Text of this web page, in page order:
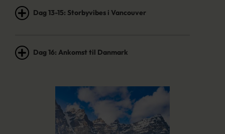
Dag 13-15: Storbyvibes i Vancouver
Dag 16: Ankomst til Danmark